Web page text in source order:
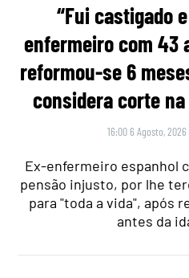
“Fui castigado
enfermeiro com 43
reformou-se 6
considera corte
16:00 6 Agosto, 2026
Ex-enfermeiro espanhol
pensão injusto, por lhe
para "toda a vida", após
antes da